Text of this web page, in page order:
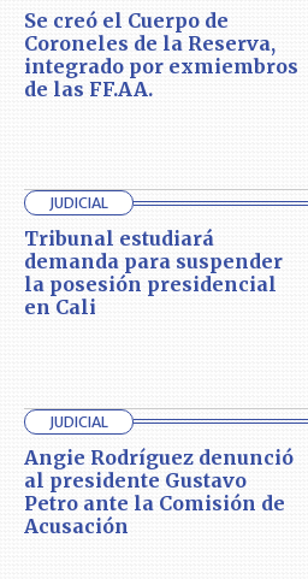
Se creó el Cuerpo de
Coroneles de la Reserva,
integrado por exmiembros
de las FF.AA.
JUDICIAL
Tribunal estudiará
demanda para suspender
la posesión presidencial
en Cali
JUDICIAL
Angie Rodríguez denunció
al presidente Gustavo
Petro ante la Comisión de
Acusación